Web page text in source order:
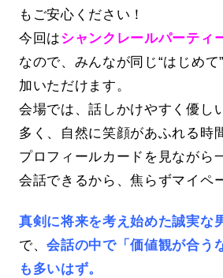
もご安心ください！
今回はシャンクレールパーティ
なので、みんなが同じ“はじめて
加いただけます。
会場では、話しかけやすく優し
多く、自然に笑顔があふれる時
プロフィールカードを見ながら
会話できるから、焦らずマイペ
真剣に将来を考え始めた誠実な
で、会話の中で「価値観が合う
も多いはず。